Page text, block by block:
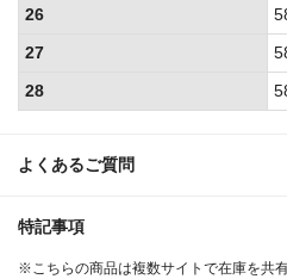
よくあるご質問
特記事項
※こちらの商品は複数サイトで在庫を共
26
27
28